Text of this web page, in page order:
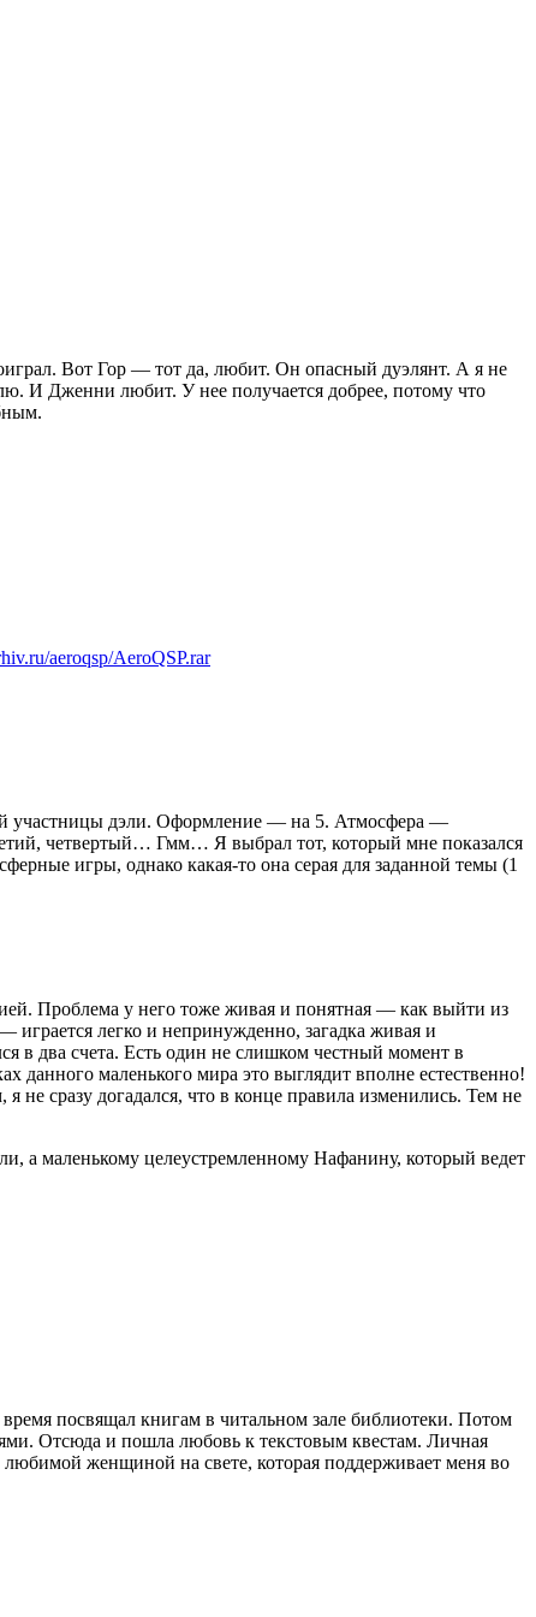
Вот Гор — тот да, любит. Он опасный дуэлянт. А я не
И Дженни любит. У нее получается добрее, потому что
aeroqsp/AeroQSP.rar
участницы дэли. Оформление — на 5. Атмосфера —
четвертый… Гмм… Я выбрал тот, который мне показался
игры, однако какая-то она серая для заданной темы (1
Проблема у него тоже живая и понятная — как выйти из
играется легко и непринужденно, загадка живая и
в два счета. Есть один не слишком честный момент в
данного маленького мира это выглядит вполне естественно!
не сразу догадался, что в конце правила изменились. Тем не
а маленькому целеустремленному Нафанину, который ведет
посвящал книгам в читальном зале библиотеки. Потом
Отсюда и пошла любовь к текстовым квестам. Личная
женщиной на свете, которая поддерживает меня во